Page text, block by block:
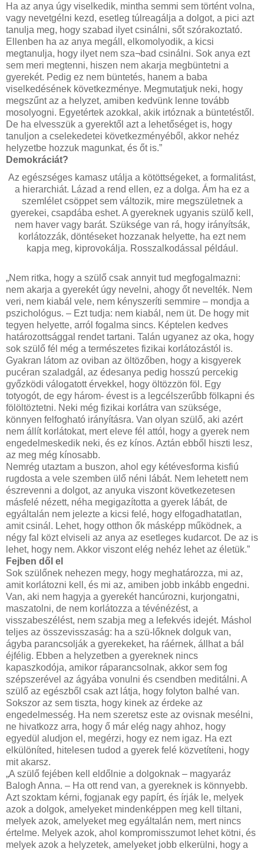
Ha az anya úgy viselkedik, mintha semmi sem történt volna,
vagy nevetgélni kezd, esetleg túlreagálja a dolgot, a pici azt
tanulja meg, hogy szabad ilyet csinálni, sőt szórakoztató.
Ellenben ha az anya megáll, elkomolyodik, a kicsi
megtanulja, hogy ilyet nem sza¬bad csinálni. Sok anya ezt
sem meri megtenni, hiszen nem akarja megbüntetni a
gyerekét. Pedig ez nem büntetés, hanem a baba
viselkedésének következménye. Megmutatjuk neki, hogy
megszűnt az a helyzet, amiben kedvünk lenne tovább
mosolyogni. Egyetértek azokkal, akik irtóznak a büntetéstől.
De ha elvesszük a gyerektől azt a lehetőséget is, hogy
tanuljon a cselekedetei következményéből, akkor nehéz
helyzetbe hozzuk magunkat, és őt is.”
Demokráciát?
Az egészséges kamasz utálja a kötöttségeket, a formalitást,
a hierarchiát. Lázad a rend ellen, ez a dolga. Ám ha ez a
szemlélet csöppet sem változik, mire megszületnek a
gyerekei, csapdába eshet. A gyereknek ugyanis szülő kell,
nem haver vagy barát. Szüksége van rá, hogy irányítsák,
korlátozzák, döntéseket hozzanak helyette, ha ezt nem
kapja meg, kiprovokálja. Rosszalkodással például.
„Nem ritka, hogy a szülő csak annyit tud megfogalmazni:
nem akarja a gyerekét úgy nevelni, ahogy őt nevelték. Nem
veri, nem kiabál vele, nem kényszeríti semmire – mondja a
pszichológus. – Ezt tudja: nem kiabál, nem üt. De hogy mit
tegyen helyette, arról fogalma sincs. Képtelen kedves
határozottsággal rendet tartani. Talán ugyanez az oka, hogy
sok szülő fél még a természetes fizikai korlátozástól is.
Gyakran látom az oviban az öltözőben, hogy a kisgyerek
pucéran szaladgál, az édesanya pedig hosszú percekig
győzködi válogatott érvekkel, hogy öltözzön föl. Egy
totyogót, de egy három- évest is a legcélszerűbb fölkapni és
fölöltöztetni. Neki még fizikai korlátra van szüksége,
könnyen felfogható irányításra. Van olyan szülő, aki azért
nem állít korlátokat, mert eleve fél attól, hogy a gyerek nem
engedelmeskedik neki, és ez kínos. Aztán ebből hiszti lesz,
az meg még kínosabb.
Nemrég utaztam a buszon, ahol egy kétévesforma kisfiú
rugdosta a vele szemben ülő néni lábát. Nem lehetett nem
észrevenni a dolgot, az anyuka viszont következetesen
másfelé nézett, néha megigazította a gyerek lábát, de
egyáltalán nem jelezte a kicsi felé, hogy elfogadhatatlan,
amit csinál. Lehet, hogy otthon ők másképp működnek, a
négy fal közt elviseli az anya az esetleges kudarcot. De az is
lehet, hogy nem. Akkor viszont elég nehéz lehet az életük.”
Fejben dől el
Sok szülőnek nehezen megy, hogy meghatározza, mi az,
amit korlátozni kell, és mi az, amiben jobb inkább engedni.
Van, aki nem hagyja a gyerekét hancúrozni, kurjongatni,
maszatolni, de nem korlátozza a tévénézést, a
visszabeszélést, nem szabja meg a lefekvés idejét. Máshol
teljes az összevisszaság: ha a szü-lőknek dolguk van,
ágyba parancsolják a gyerekeket, ha ráérnek, állhat a bál
éjfélig. Ebben a helyzetben a gyereknek nincs
kapaszkodója, amikor ráparancsolnak, akkor sem fog
szépszerével az ágyába vonulni és csendben meditálni. A
szülő az egészből csak azt látja, hogy folyton balhé van.
Sokszor az sem tiszta, hogy kinek az érdeke az
engedelmesség. Ha nem szeretsz este az ovisnak mesélni,
ne hivatkozz arra, hogy ő már elég nagy ahhoz, hogy
egyedül aludjon el, megérzi, hogy ez nem igaz. Ha ezt
elkülöníted, hitelesen tudod a gyerek felé közvetíteni, hogy
mit akarsz.
„A szülő fejében kell eldőlnie a dolgoknak – magyaráz
Balogh Anna. – Ha ott rend van, a gyereknek is könnyebb.
Azt szoktam kérni, fogjanak egy papírt, és írják le, melyek
azok a dolgok, amelyeket mindenképpen meg kell tiltani,
melyek azok, amelyeket meg egyáltalán nem, mert nincs
értelme. Melyek azok, ahol kompromisszumot lehet kötni, és
melyek azok a helyzetek, amelyeket jobb elkerülni, hogy a